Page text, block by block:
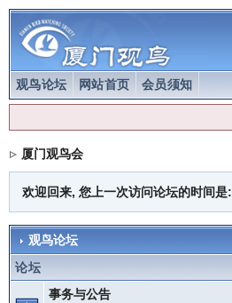
观鸟论坛 网站首页 会员须知
厦门观鸟会
欢迎回来, 您上一次访问论坛的时间是:
观鸟论坛
论坛
事务与公告